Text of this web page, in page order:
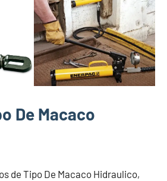
De Macaco
de Tipo De Macaco Hidraulico,